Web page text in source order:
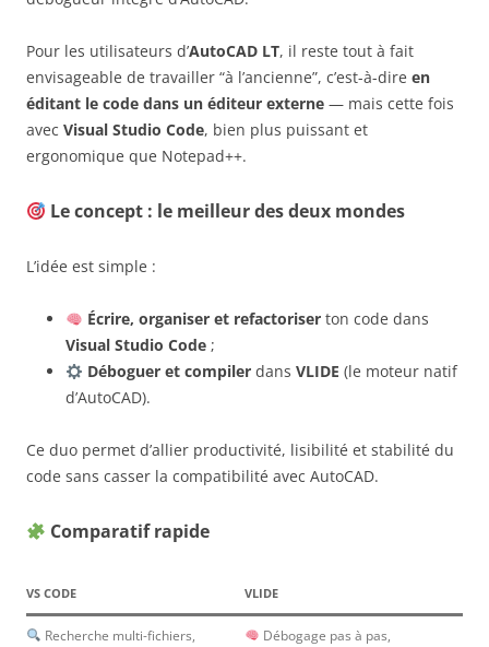
Pour les utilisateurs d’AutoCAD LT, il reste tout à fait
envisageable de travailler “à l’ancienne”, c’est-à-dire en
éditant le code dans un éditeur externe — mais cette fois
avec Visual Studio Code, bien plus puissant et
ergonomique que Notepad++.
Le concept : le meilleur des deux mondes
L’idée est simple :
Écrire, organiser et refactoriserton code dans
Visual Studio Code ;
Déboguer et compilerdans VLIDE (le moteur natif
d’AutoCAD).
Ce duo permet d’allier productivité, lisibilité et stabilité du
code sans casser la compatibilité avec AutoCAD.
Comparatif rapide
VS CODE VLIDE
Recherche multi-fichiers,
Débogage pas à pas,